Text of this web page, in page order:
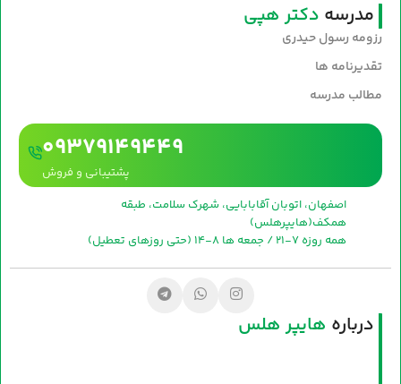
مدرسه دکتر هپی
رزومه رسول حیدری
تقدیرنامه ها
مطالب مدرسه
09379149449
پشتیبانی و فروش
اصفهان، اتوبان آقابابایی، شهرک سلامت، طبقه
همکف(هایپرهلس)
همه روزه 7-21 / جمعه ها 8-14 (حتی روزهای تعطیل)
درباره هایپر هلس